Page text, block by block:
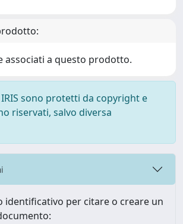
associati a questo prodotto.
sono protetti da copyright e
riservati, salvo diversa
identificativo per citare o creare un